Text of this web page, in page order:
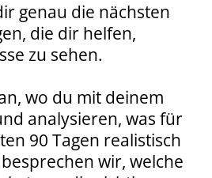
genau die nächsten
die dir helfen,
zu sehen.
wo du mit deinem
analysieren, was für
90 Tagen realistisch
wir, welche